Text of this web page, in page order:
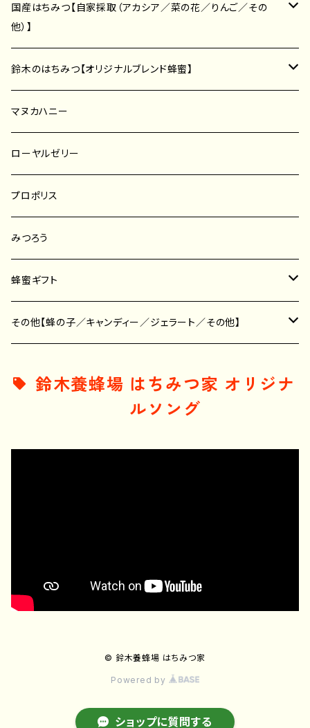
国産はちみつ【自家採取（アカシア／菜の花／りんご／その
他）】
アカシア蜂蜜
菜の花蜂蜜
そば蜂蜜
りんご蜂蜜
その他の蜜種
鈴木のはちみつ【オリジナルブレンド蜂蜜】
アカシア蜂蜜
プッシュボトル／ポリ容器
はちみつスティック
レンゲ蜂蜜
菜の花蜂蜜
そば蜂蜜
その他の蜂蜜
マヌカハニー
ローヤルゼリー
プロポリス
みつろう
蜂蜜ギフト
せっけん
その他【蜂の子／キャンディー／ジェラート／その他】
ジェラート
鈴木養蜂場 はちみつ家 オリジナ
ルソング
© 鈴木養蜂場 はちみつ家
Powered by
ショップに質問する